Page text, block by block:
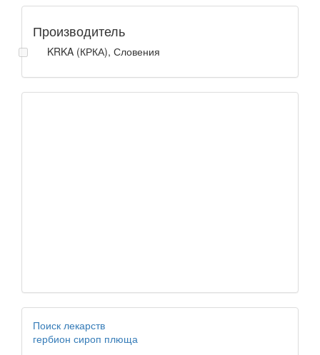
Производитель
KRKA (КРКА), Словения
Поиск лекарств
гербион сироп плюща